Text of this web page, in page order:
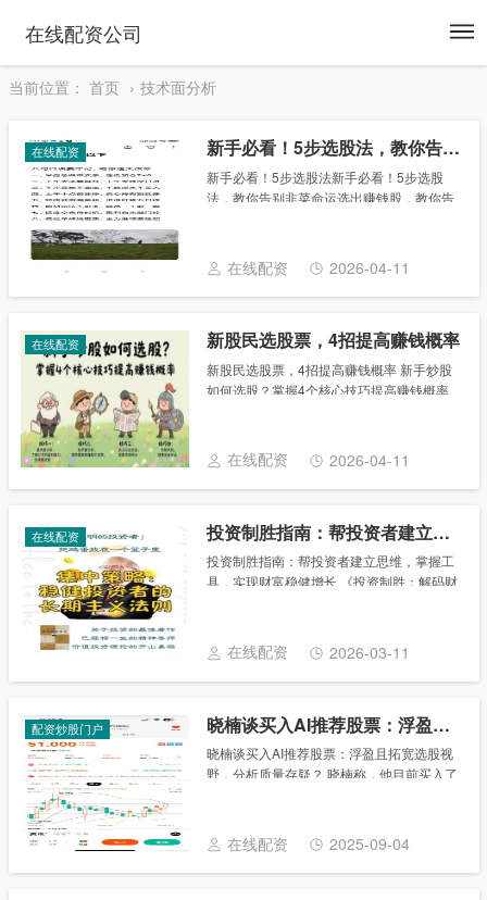
在线配资公司
当前位置： 首页 技术面分析
在线配资 新手必看！5步选股法，教你告别韭菜命运选出赚钱股
新手必看！5步选股法新手必看！5步选股
法，教你告别韭菜命运选出赚钱股，教你告
#作为一名炒股新手，怎样选择股票#......
在线配资 2026-04-11
在线配资 新股民选股票，4招提高赚钱概率
新股民选股票，4招提高赚钱概率 新手炒股
如何选股？掌握4个核心技巧提高赚钱概率
显示，2023年全市场超5000只个股中，......
在线配资 2026-04-11
在线配资 投资制胜指南：帮投资者建立思维，掌握工具，实现财富稳健增长
投资制胜指南：帮投资者建立思维，掌握工
具，实现财富稳健增长 《投资制胜：解码财
入浅出的投资入门与进阶指南，旨在帮助
广......
在线配资 2026-03-11
配资炒股门户 晓楠谈买入AI推荐股票：浮盈且拓宽选股视野，分析质量存疑？
晓楠谈买入AI推荐股票：浮盈且拓宽选股视
野，分析质量存疑？ 晓楠称，他目前买入了
产生较大影响，但拓宽了我的选股视
野。”......
在线配资 2025-09-04